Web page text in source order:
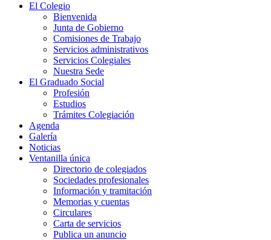
El Colegio
Bienvenida
Junta de Gobierno
Comisiones de Trabajo
Servicios administrativos
Servicios Colegiales
Nuestra Sede
El Graduado Social
Profesión
Estudios
Trámites Colegiación
Agenda
Galería
Noticias
Ventanilla única
Directorio de colegiados
Sociedades profesionales
Información y tramitación
Memorias y cuentas
Circulares
Carta de servicios
Publica un anuncio